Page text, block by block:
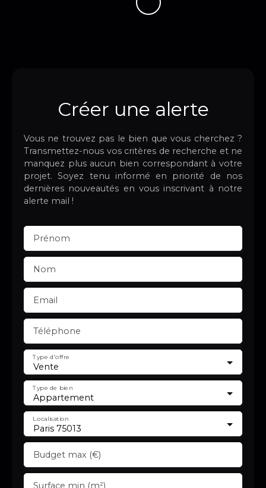
Créer une alerte
Vous ne trouvez pas le bien que vous cherchez ?
Transmettez-nous vos critères de recherche et ne
manquez plus aucun bien correspondant à votre
projet. Soyez tenu informé en priorité de nos
dernières nouveautés en vous inscrivant à notre
alerte mail !
Prénom
Nom
Email
Téléphone
Vente
Type d'offre
Appartement
Type de bien
Paris 75013
Localisation
Budget max (€)
Surface min (m²)